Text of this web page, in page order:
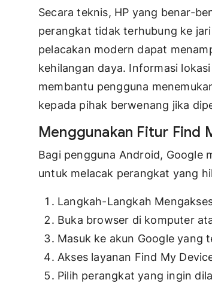
Secara teknis, HP yang benar-
perangkat tidak terhubung ke
pelacakan modern dapat
kehilangan daya. Informasi
membantu pengguna
kepada pihak berwenang jika
Menggunakan Fitur Find
Bagi pengguna Android, Google
untuk melacak perangkat yang
Langkah-Langkah
Buka browser di komputer
Masuk ke akun Google yang
Akses layanan Find My
Pilih perangkat yang ingin